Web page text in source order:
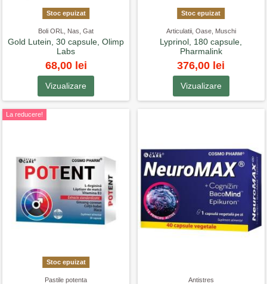
Stoc epuizat
Boli ORL, Nas, Gat
Gold Lutein, 30 capsule, Olimp
Labs
68,00 lei
Vizualizare
Stoc epuizat
Articulatii, Oase, Muschi
Lyprinol, 180 capsule,
Pharmalink
376,00 lei
Vizualizare
La reducere!
Stoc epuizat
Pastile potenta Antistres